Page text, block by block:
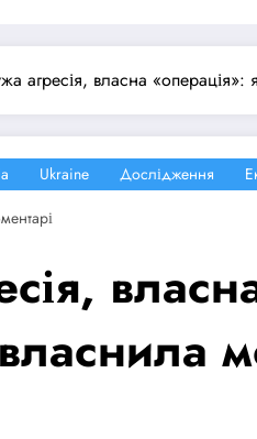
агресія, власна
Ukraine Дослідження